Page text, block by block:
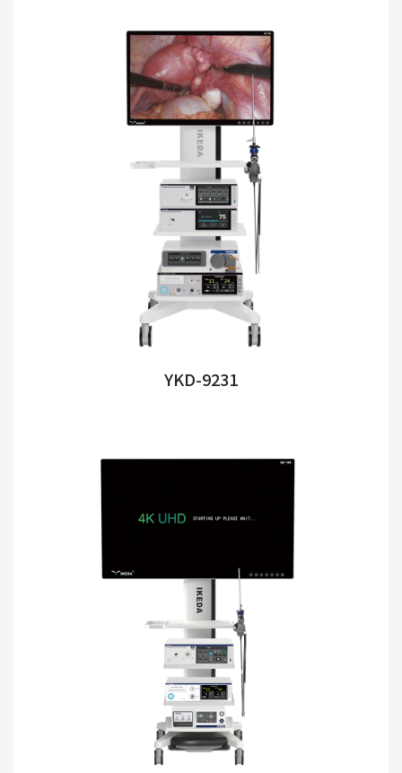
YKD-9231